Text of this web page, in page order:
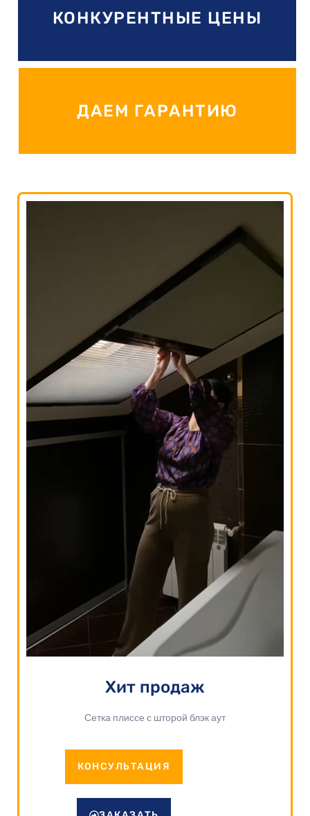
КОНКУРЕНТНЫЕ ЦЕНЫ
ДАЕМ ГАРАНТИЮ
Хит продаж
Сетка плиссе с шторой блэк аут
КОНСУЛЬТАЦИЯ